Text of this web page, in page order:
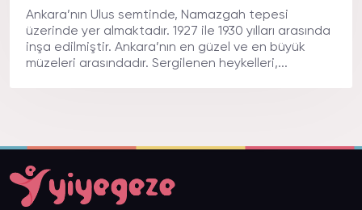
Ankara’nın Ulus semtinde, Namazgah tepesi
üzerinde yer almaktadır. 1927 ile 1930 yılları arasında
inşa edilmiştir. Ankara’nın en güzel ve en büyük
müzeleri arasındadır. Sergilenen heykelleri,...